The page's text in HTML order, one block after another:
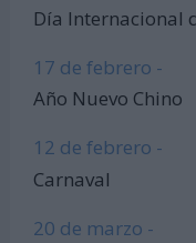
Día Internacional
17 de febrero -
Año Nuevo Chino
12 de febrero -
Carnaval
20 de marzo -